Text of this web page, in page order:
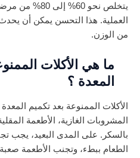
يتخلص نحو 60%
العملية. هذا التحسن يمكن أن
من الوزن.
ما هي الأكلات
المعدة ؟
الأكلات الممنوعة بعد تكميم
المشروبات الغازية، الأطعمة
بالسكر. على المدى البعيد، يجب
الطعام ببطء، وتجنب الأطعمة